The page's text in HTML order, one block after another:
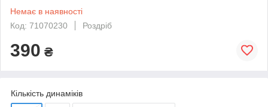
Немає в наявності
Код: 71070230
Роздріб
390 ₴
Кількість динаміків